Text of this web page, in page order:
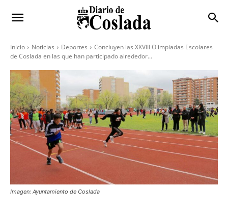
Inicio Noticias Deportes
Concluyen las XXVIII Olimpiadas Escolares
de Coslada en las que han participado alrededor...
Imagen: Ayuntamiento de Coslada